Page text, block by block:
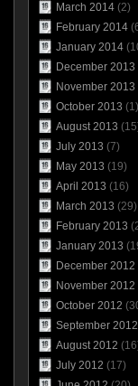
March 2014(2)
February 2014
January 2014
December 2013
November 2013
October 2013 (1)
August 2013
July 2013 (7)
May 2013 (19)
April 2013 (16)
March 2013 (29)
February 2013
January 2013
December 2012
November 2012
October 2012
September 2012
August 2012
July 2012 (17)